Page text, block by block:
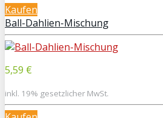
Kaufen
Ball-Dahlien-Mischung
5,59 €
inkl. 19% gesetzlicher MwSt.